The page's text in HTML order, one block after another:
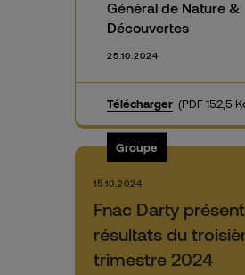
Général de Nature &
Découvertes
25.10.2024
Télécharger (PDF 152,5
Fnac Darty
résultats du
trimestre 2024
Groupe
15.10.2024